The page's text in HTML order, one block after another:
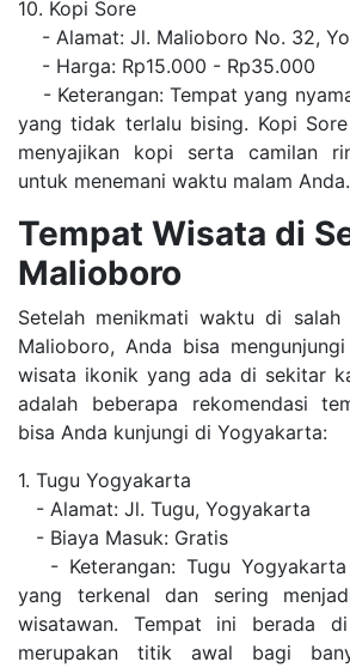
10. Kopi Sore
- Alamat: Jl. Malioboro No. 32,
- Harga: Rp15.000 - Rp35.000
- Keterangan: Tempat yang
yang tidak terlalu bising. Kopi
menyajikan kopi serta camilan
untuk menemani waktu malam Anda.
Tempat Wisata di
Malioboro
Setelah menikmati waktu di
Malioboro, Anda bisa
wisata ikonik yang ada di sekitar
adalah beberapa rekomendasi
bisa Anda kunjungi di Yogyakarta:
1. Tugu Yogyakarta
- Alamat: Jl. Tugu, Yogyakarta
- Biaya Masuk: Gratis
- Keterangan: Tugu
yang terkenal dan sering
wisatawan. Tempat ini berada
merupakan titik awal bagi